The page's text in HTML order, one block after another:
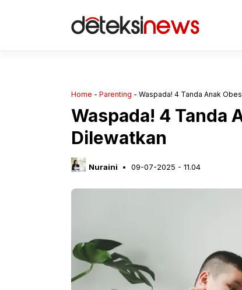
Home - Parenting - Waspada! 4 Tanda Anak
Waspada! 4 Tanda
Dilewatkan
Nuraini 09-07-2025 - 11.04